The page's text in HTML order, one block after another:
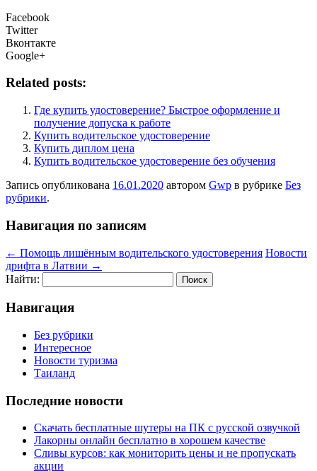
Facebook
Twitter
Вконтакте
Google+
Related posts:
Где купить удостоверение? Быстрое оформление и
получение допуска к работе
Купить водительское удостоверение
Купить диплом цена
Купить водительское удостоверение без обучения
Запись опубликована 16.01.2020 автором Gwp в рубрике Без
рубрики.
Навигация по записям
← Помощь лишённым водительского удостоверения Новости
дрифта в Латвии →
Найти:
Навигация
Без рубрики
Интересное
Новости туризма
Таиланд
Последние новости
Скачать бесплатные шутеры на ПК с русской озвучкой
Лакорны онлайн бесплатно в хорошем качестве
Сливы курсов: как мониторить цены и не пропускать
акции